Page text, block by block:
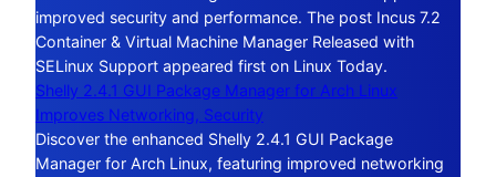
improved security and performance. The post Incus 7.2
Container & Virtual Machine Manager Released with
SELinux Support appeared first on Linux Today.
Shelly 2.4.1 GUI Package Manager for Arch Linux
Improves Networking, Security
Discover the enhanced Shelly 2.4.1 GUI Package
Manager for Arch Linux, featuring improved networking